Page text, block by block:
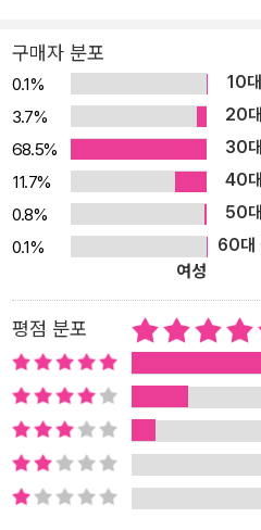
구매자 분포
0.1% 10대
3.7%
20대
68.5%
30대
11.7%
40대
0.8%
50대
0.1%
60대
여성
평점 분포